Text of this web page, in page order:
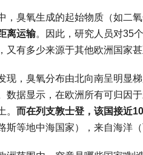
，臭氧生成的起始物质（如二
离运输。因此，研究人员对35
又有多少来源于其他欧洲国家甚
现，臭氧分布由北向南呈明显
数据显示，在欧洲所有可归因
。 而在列支敦士登，该国接近
斯等地中海国家），来自海洋